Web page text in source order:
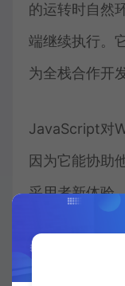
的运转时自然
端继续执行。
为全栈合作开
JavaScript对
因为它能协助
采用者新体验
正式成为一位